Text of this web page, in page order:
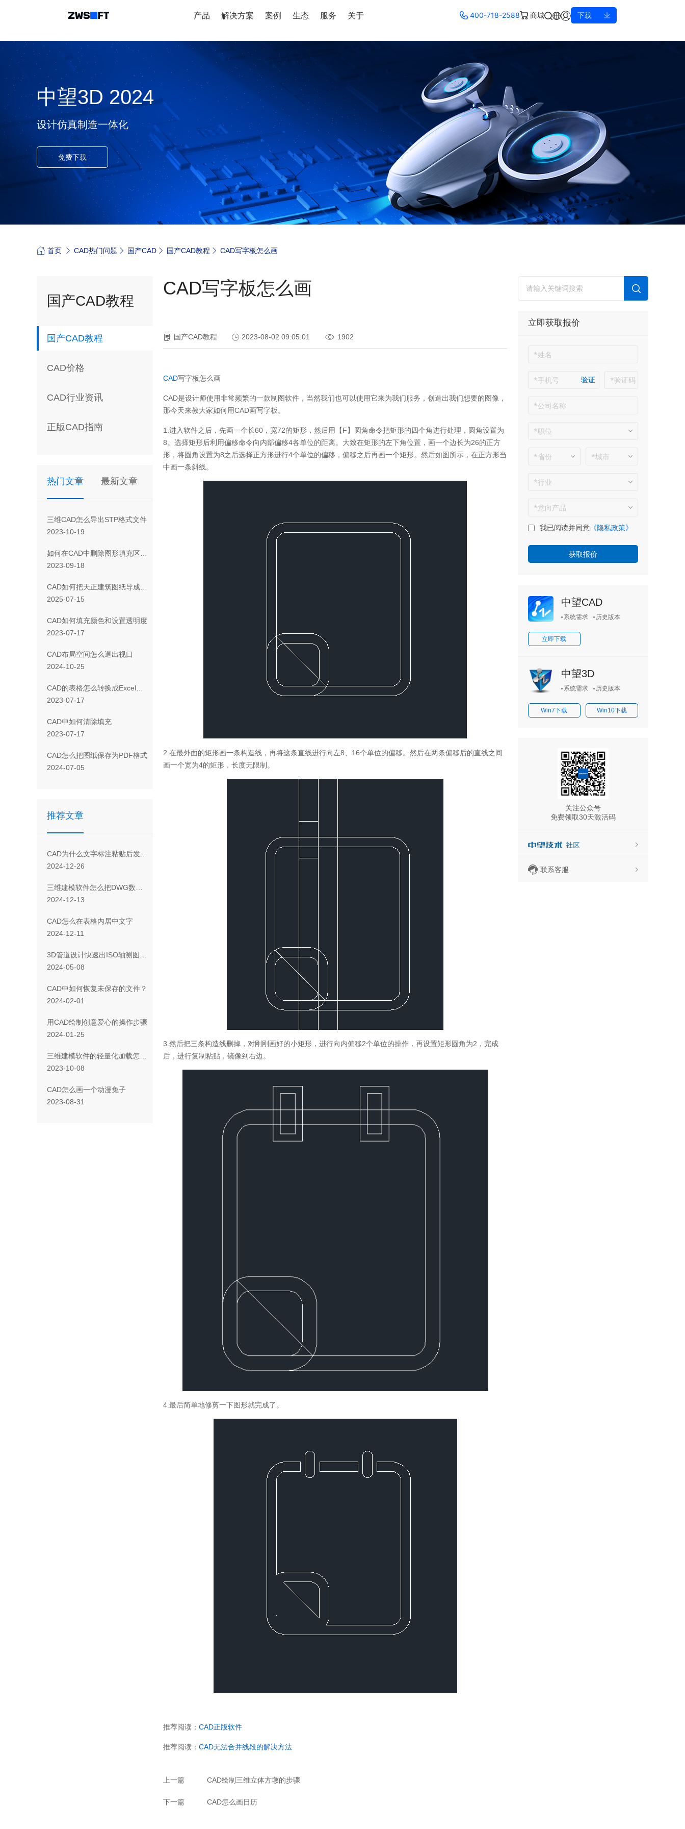
产品 解决方案 案例 生态 服务 关于 400-718-2588 商城 下载
中望3D 2024
设计仿真制造一体化
免费下载
首页 CAD热门问题 国产CAD 国产CAD教程 CAD写字板怎么画
国产CAD教程
国产CAD教程
CAD价格
CAD行业资讯
正版CAD指南
热门文章 最新文章
三维CAD怎么导出STP格式文件
2023-10-19
如何在CAD中删除图形填充区域的一部分
2023-09-18
CAD如何把天正建筑图纸导成天正T3/T8/T9格式版本
2025-07-15
CAD如何填充颜色和设置透明度
2023-07-17
CAD布局空间怎么退出视口
2024-10-25
CAD 的表格怎么转换成Excel表格
2023-07-17
CAD 中如何清除填充
2023-07-17
CAD怎么把图纸保存为PDF格式
2024-07-05
推荐文章
CAD为什么文字标注粘贴后发生变化
2024-12-26
三维建模软件怎么把DWG数据图纸导入草图中建模
2024-12-13
CAD怎么在表格内居中文字
2024-12-11
3D管道设计快速出ISO轴测图的方法
2024-05-08
CAD中如何恢复未保存的文件？
2024-02-01
用CAD绘制创意爱心的操作步骤
2024-01-25
三维建模软件的轻量化加载怎么使用
2023-10-08
CAD怎么画一个动漫兔子
2023-08-31
CAD写字板怎么画
国产CAD教程 2023-08-02 09:05:01 1902
CAD写字板怎么画
CAD是设计师使用非常频繁的一款制图软件，当然我们也可以使用它来为我们服务，创造出我们想要的图像，
那今天来教大家如何用CAD画写字板。
1. 进入软件之后，先画一个长60 ，宽72的矩形，然后用【F】圆角命令把矩形的四个角进行处理，圆角设置为
8。选择矩形后利用偏移命令向内部偏移4各单位的距离。大致在矩形的左下角位置，画一个边长为26的正方
形，将圆角设置为8之后选择正方形进行4个单位的偏移，偏移之后再画一个矩形。然后如图所示，在正方形当
中画一条斜线。
2. 在最外面的矩形画一条构造线，再将这条直线进行向左8 16个单位的偏移。然后在两条偏移后的直线之间
画一个宽为4的矩形，长度无限制。
3. 然后把三条构造线删掉，对刚刚画好的小矩形，进行向内偏移2个单位的操作，再设置矩形圆角为2 ，完成
后，进行复制粘贴，镜像到右边。
4. 最后简单地修剪一下图形就完成了。
推荐阅读： CAD正版软件
推荐阅读： CAD无法合并线段的解决方法
上一篇 CAD绘制三维立体方墩的步骤
下一篇 CAD怎么画日历
立即获取报价
验证
我已阅读并同意 《隐私政策》
中望CAD
系统需求 历史版本
立即下载
中望3D
系统需求 历史版本
Win7下载 Win10下载
关注公众号
免费领取30天激活码
联系客服